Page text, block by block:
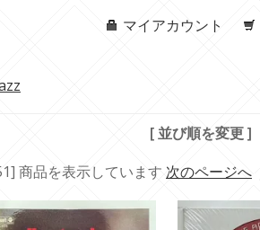
マイアカウント
[ 並び順を変更 ]
商品を表示しています 次のページへ